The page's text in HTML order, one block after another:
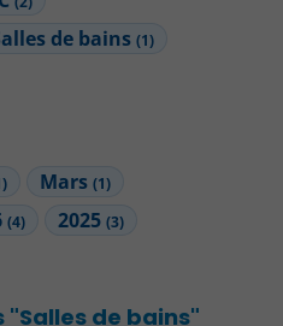
de bains(1)
Mars(1)
(4) 2025(3)
de bains"